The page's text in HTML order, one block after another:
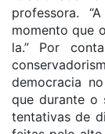
professora.
momento que
la.” Por
democracia
que durante o
tentativas de